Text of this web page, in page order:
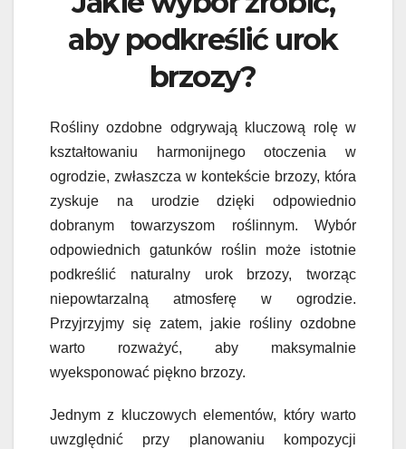
aby podkreślić urok
brzozy?
Rośliny ozdobne odgrywają kluczową rolę w
kształtowaniu harmonijnego otoczenia w
ogrodzie, zwłaszcza w kontekście brzozy, która
zyskuje na urodzie dzięki odpowiednio
dobranym towarzyszom roślinnym. Wybór
odpowiednich gatunków roślin może istotnie
podkreślić naturalny urok brzozy, tworząc
niepowtarzalną atmosferę w ogrodzie.
Przyjrzyjmy się zatem, jakie rośliny ozdobne
warto rozważyć, aby maksymalnie
wyeksponować piękno brzozy.
Jednym z kluczowych elementów, który warto
uwzględnić przy planowaniu kompozycji